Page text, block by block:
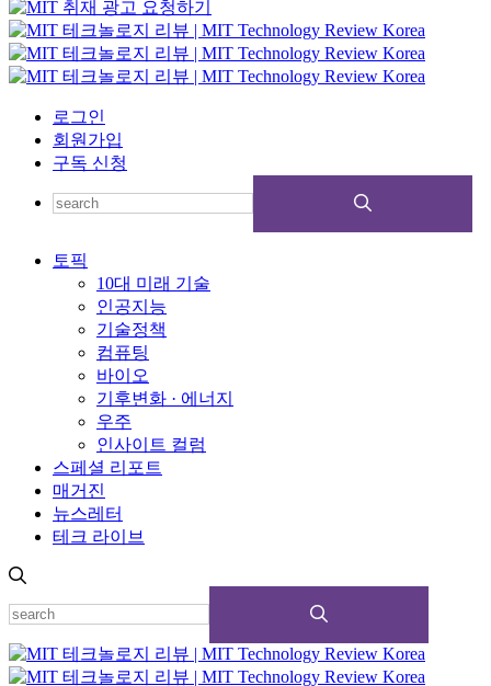
로그인
회원가입
구독 신청
토픽
10대 미래 기술
인공지능
기술정책
컴퓨팅
바이오
기후변화 · 에너지
우주
인사이트 컬럼
스페셜 리포트
매거진
뉴스레터
테크 라이브